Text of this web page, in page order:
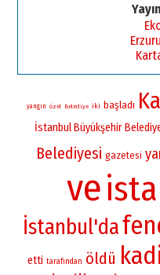
yangın özel Belediye iki başladı
İstanbul Büyükşehir
Belediyesi gazetesi
ve
İstanbul'da
etti tarafından öldü